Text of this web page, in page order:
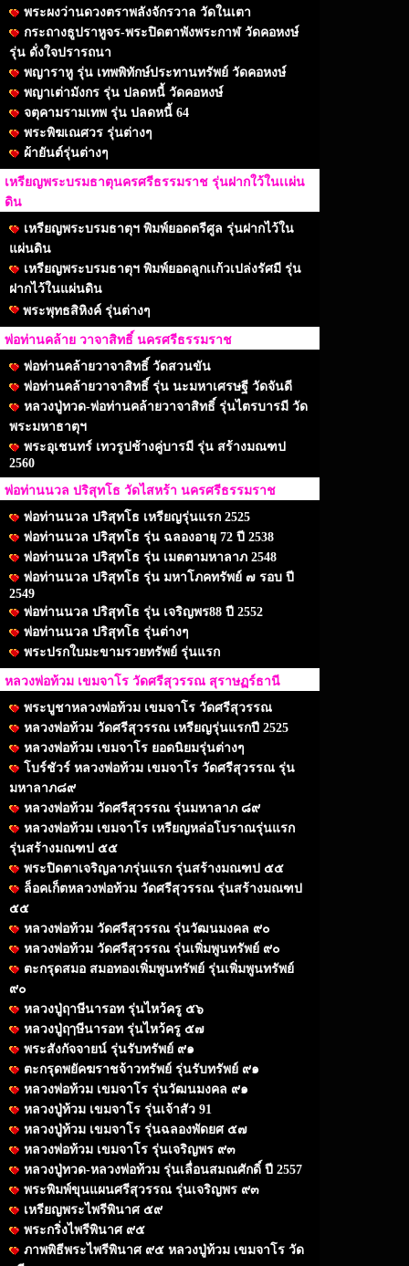
พระผงว่านดวงตราพลังจักรวาล วัดในเตา
กระถางธูปราหูจร-พระปิดตาพังพระกาฬ วัดคอหงษ์
รุ่น ดั่งใจปรารถนา
พญาราหู รุ่น เทพพิทักษ์ประทานทรัพย์ วัดคอหงษ์
พญาเต่ามังกร รุ่น ปลดหนี้ วัดคอหงษ์
จตุคามรามเทพ รุ่น ปลดหนี้ 64
พระพิฆเณศวร รุ่นต่างๆ
ผ้ายันต์รุ่นต่างๆ
เหรียญพระบรมธาตุนครศรีธรรมราช รุ่นฝากใว้ในเเผ่น
ดิน
เหรียญพระบรมธาตุฯ พิมพ์ยอดตรีศูล รุ่นฝากไว้ใน
แผ่นดิน
เหรียญพระบรมธาตุฯ พิมพ์ยอดลูกเเก้วเปล่งรัศมี รุ่น
ฝากไว้ในแผ่นดิน
พระพุทธสิหิงค์ รุ่นต่างๆ
พ่อท่านคล้าย วาจาสิทธิ์ นครศรีธรรมราช
พ่อท่านคล้ายวาจาสิทธิ์ วัดสวนขัน
พ่อท่านคล้ายวาจาสิทธิ์ รุ่น นะมหาเศรษฐี วัดจันดี
หลวงปู่ทวด-พ่อท่านคล้ายวาจาสิทธิ์ รุ่นไตรบารมี วัด
พระมหาธาตุฯ
พระอุเชนทร์ เทวรูปช้างคู่บารมี รุ่น สร้างมณฑป
2560
พ่อท่านนวล ปริสุทโธ วัดไสหร้า นครศรีธรรมราช
พ่อท่านนวล ปริสุทโธ เหรียญรุ่นแรก 2525
พ่อท่านนวล ปริสุทโธ รุ่น ฉลองอายุ 72 ปี 2538
พ่อท่านนวล ปริสุทโธ รุ่น เมตตามหาลาภ 2548
พ่อท่านนวล ปริสุทโธ รุ่น มหาโภคทรัพย์ ๗ รอบ ปี
2549
พ่อท่านนวล ปริสุทโธ รุ่น เจริญพร88 ปี 2552
พ่อท่านนวล ปริสุทโธ รุ่นต่างๆ
พระปรกใบมะขามรวยทรัพย์ รุ่นแรก
หลวงพ่อท้วม เขมจาโร วัดศรีสุวรรณ สุราษฏร์ธานี
พระบูชาหลวงพ่อท้วม เขมจาโร วัดศรีสุวรรณ
หลวงพ่อท้วม วัดศรีสุวรรณ เหรียญรุ่นแรกปี 2525
หลวงพ่อท้วม เขมจาโร ยอดนิยมรุ่นต่างๆ
โบร์ชัวร์ หลวงพ่อท้วม เขมจาโร วัดศรีสุวรรณ รุ่น
มหาลาภ๘๙
หลวงพ่อท้วม วัดศรีสุวรรณ รุ่นมหาลาภ ๘๙
หลวงพ่อท้วม เขมจาโร เหรียญหล่อโบราณรุ่นแรก
รุ่นสร้างมณฑป ๕๕
พระปิดตาเจริญลาภรุ่นแรก รุ่นสร้างมณฑป ๕๕
ล็อคเก็ตหลวงพ่อท้วม วัดศรีสุวรรณ รุ่นสร้างมณฑป
๕๕
หลวงพ่อท้วม วัดศรีสุวรรณ รุ่นวัฒนมงคล ๙๐
หลวงพ่อท้วม วัดศรีสุวรรณ รุ่นเพิ่มพูนทรัพย์ ๙๐
ตะกรุดสมอ สมอทองเพิ่มพูนทรัพย์ รุ่นเพิ่มพูนทรัพย์
๙๐
หลวงปู่ฤาษีนารอท รุ่นไหว้ครู ๕๖
หลวงปู่ฤๅษีนารอท รุ่นไหว้ครู ๕๗
พระสังกัจจายน์ รุ่นรับทรัพย์ ๙๑
ตะกรุดพยัคฆราชจ้าวทรัพย์ รุ่นรับทรัพย์ ๙๑
หลวงพ่อท้วม เขมจาโร รุ่นวัฒนมงคล ๙๑
หลวงปู่ท้วม เขมจาโร รุ่นเจ้าสัว 91
หลวงปู่ท้วม เขมจาโร รุ่นฉลองพัดยศ ๕๗
หลวงพ่อท้วม เขมจาโร รุ่นเจริญพร ๙๓
หลวงปู่ทวด-หลวงพ่อท้วม รุ่นเลื่อนสมณศักดิ์ ปี 2557
พระพิมพ์ขุนแผนศรีสุวรรณ รุ่นเจริญพร ๙๓
เหรียญพระไพรีพินาศ ๕๙
พระกริ่งไพรีพินาศ ๙๕
ภาพพิธีพระไพรีพินาศ ๙๕ หลวงปู่ท้วม เขมจาโร วัด